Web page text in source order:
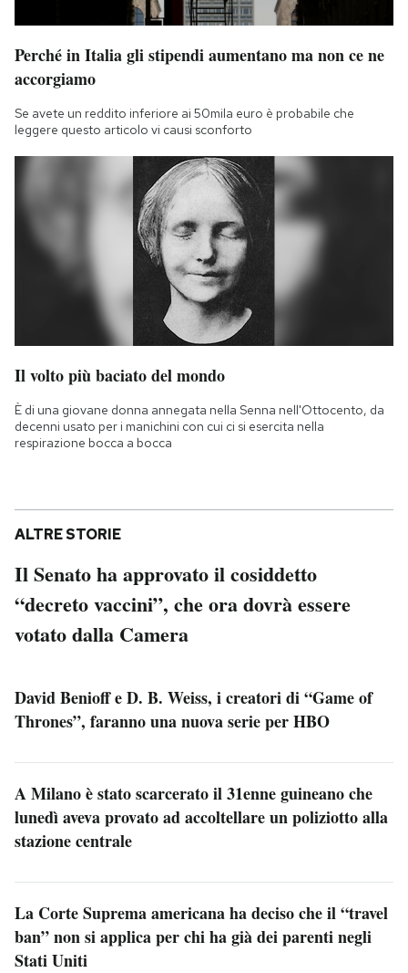
Perché in Italia gli stipendi aumentano ma non ce ne
accorgiamo
Se avete un reddito inferiore ai 50mila euro è probabile che
leggere questo articolo vi causi sconforto
Il volto più baciato del mondo
È di una giovane donna annegata nella Senna nell'Ottocento, da
decenni usato per i manichini con cui ci si esercita nella
respirazione bocca a bocca
ALTRE STORIE
Il Senato ha approvato il cosiddetto
“decreto vaccini”, che ora dovrà essere
votato dalla Camera
David Benioff e D. B. Weiss, i creatori di “Game of
Thrones”, faranno una nuova serie per HBO
A Milano è stato scarcerato il 31enne guineano che
lunedì aveva provato ad accoltellare un poliziotto alla
stazione centrale
La Corte Suprema americana ha deciso che il “travel
ban” non si applica per chi ha già dei parenti negli
Stati Uniti